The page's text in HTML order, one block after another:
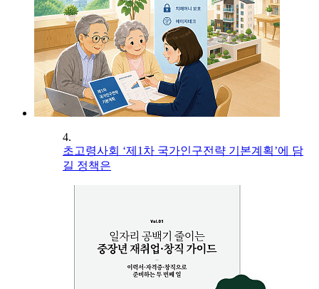
4.
초고령사회 ‘제1차 국가인구전략 기본계획’에 담
길 정책은